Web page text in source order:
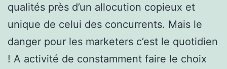
qualités près d’un allocution copieux et
unique de celui des concurrents. Mais le
danger pour les marketers c’est le quotidien
! A activité de constamment faire le choix